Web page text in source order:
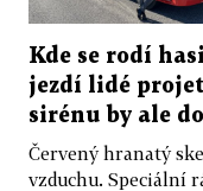
Kde se rodí
jezdí lidé
sirénu by ale
Červený hranatý
vzduchu. Speciální